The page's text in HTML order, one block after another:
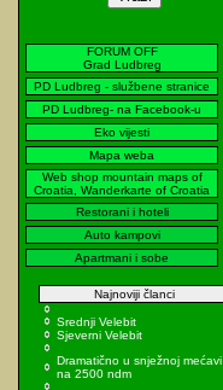
FORUM OFF
Grad Ludbreg
PD Ludbreg - službene stranice
PD Ludbreg- na Facebook-u
Eko vijesti
Mapa weba
Web shop mountain maps of
Croatia, Wanderkarte of Croatia
Restorani i hoteli
Auto kampovi
Apartmani i sobe
Najnoviji članci
Srednji Velebit
Sjeverni Velebit
Dramatično u snježnoj mećavi
na 2500 ndm